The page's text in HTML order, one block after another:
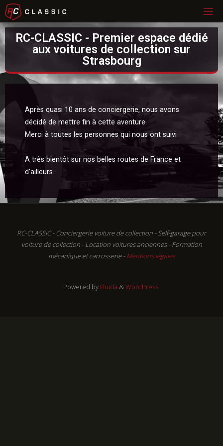
RC-CLASSIC - Premier espace dédié
aux voitures de collection sur
Strasbourg
Après quasi 10 ans de conciergerie, nous avons
décidé de mettre fin à cette aventure.
Merci à toutes les personnes qui nous ont suivi
A très bientôt sur nos belles routes de France et
d’ailleurs.
RC-CLASSIC - Conciergerie voiture de collection - Self-garage pour
voiture de collection - Location voitures anciennes - Formation
mécanique et carrosserie -Mentions légales
Powered by Fluida &WordPress.